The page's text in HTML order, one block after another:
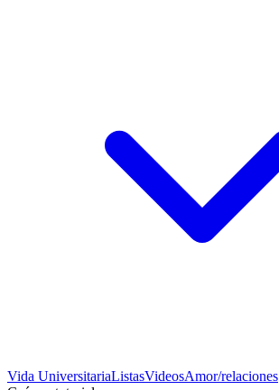
Vida UniversitariaListasVideosAmor/relaciones